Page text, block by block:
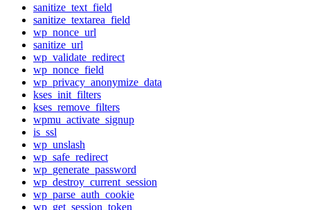
sanitize_text_field
sanitize_textarea_field
wp_nonce_url
sanitize_url
wp_validate_redirect
wp_nonce_field
wp_privacy_anonymize_data
kses_init_filters
kses_remove_filters
wpmu_activate_signup
is_ssl
wp_unslash
wp_safe_redirect
wp_generate_password
wp_destroy_current_session
wp_parse_auth_cookie
wp_get_session_token